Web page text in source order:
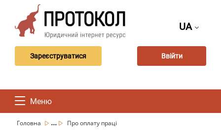
UA
Зареєструватися Ввійти
Меню
Головна ... Про оплату праці